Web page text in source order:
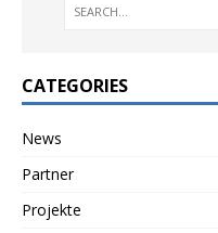
CATEGORIES
News
Partner
Projekte